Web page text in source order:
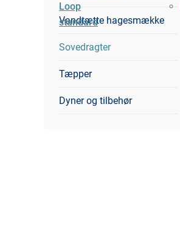
Loop
standard
Vandtætte hagesmække
Sovedragter
Tæpper
Dyner og tilbehør